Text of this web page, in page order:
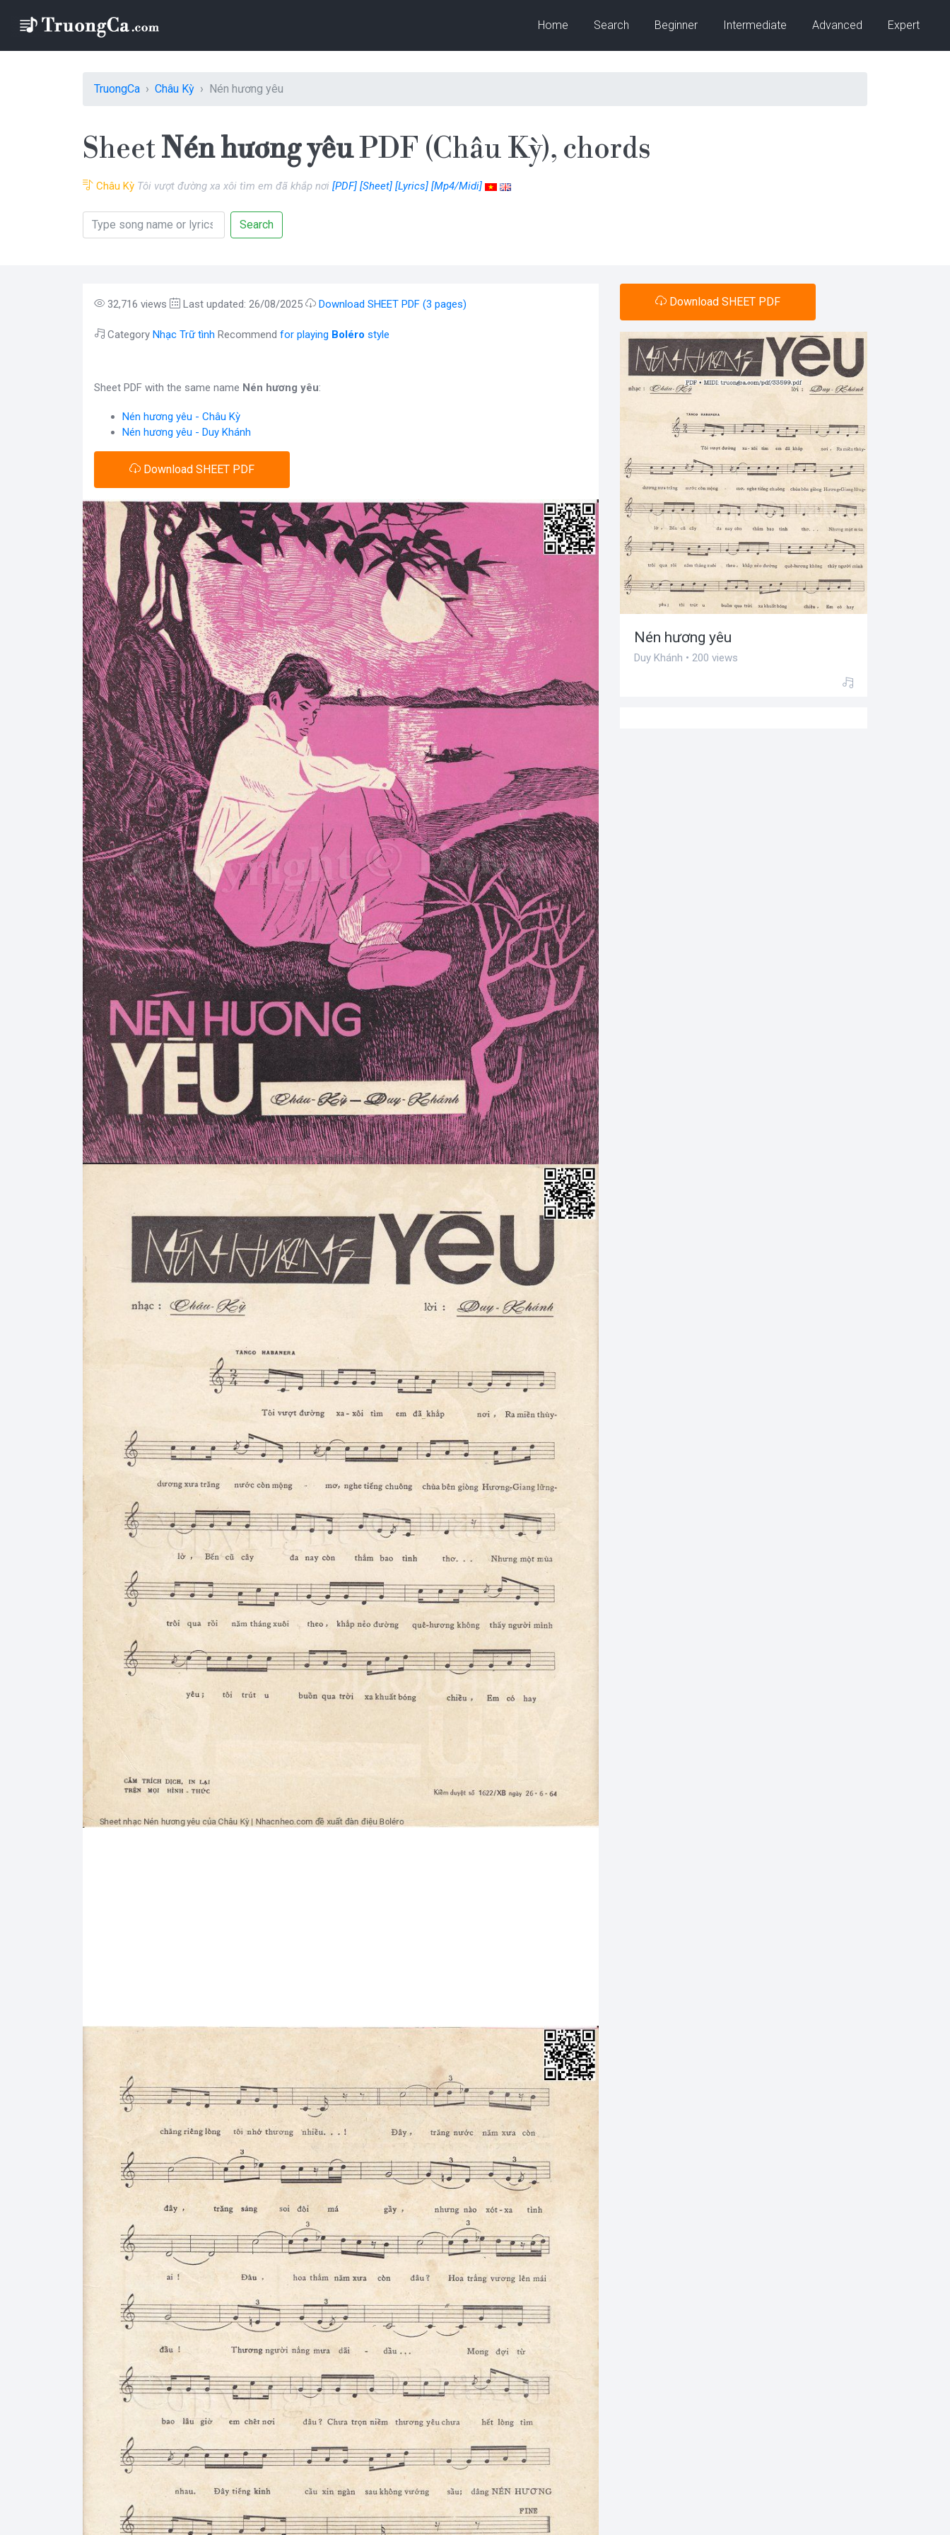
Home Search Beginner Intermediate Advanced Expert
TruongCa Châu Kỳ Nén hương yêu
SheetNén hương yêuPDF (Châu Kỳ), chords
Châu Kỳ Tôi vượt đường xa xôi tìm em đã khắp nơi [PDF] [Sheet] [Lyrics] [Mp4/Midi]
Search
32,716 views Last updated: 26/08/2025 Download SHEET PDF (3 pages)
Category Nhạc Trữ tình Recommend for playing Boléro style
Sheet PDF with the same name Nén hương yêu:
Nén hương yêu - Châu Kỳ
Nén hương yêu - Duy Khánh
Download SHEET PDF
Download SHEET PDF
Nén hương yêu
Duy Khánh • 200 views